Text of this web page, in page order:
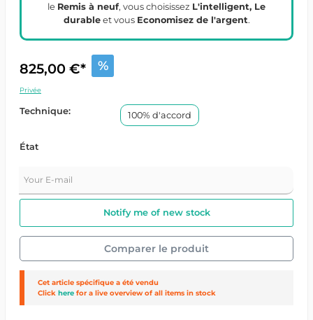
le Remis à neuf, vous choisissez L'intelligent, Le
durableet vous Economisez de l'argent.
825,00 €* %
Privée
Technique: 100% d'accord
État
Notify me of new stock
Comparer le produit
Cet article spécifique a été vendu
Clickhere for a live overview of all items in stock